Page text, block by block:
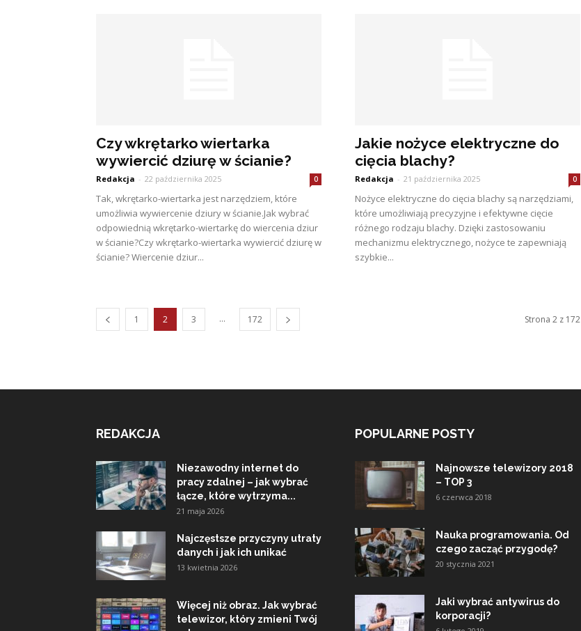
Czy wkrętarko wiertarka
wywiercić dziurę w ścianie?
Redakcja - 22 października 2025 0
Tak, wkrętarko-wiertarka jest narzędziem, które
umożliwia wywiercenie dziury w ścianie.Jak wybrać
odpowiednią wkrętarko-wiertarkę do wiercenia dziur
w ścianie?Czy wkrętarko-wiertarka wywiercić dziurę w
ścianie? Wiercenie dziur...
Jakie nożyce elektryczne do
cięcia blachy?
Redakcja - 21 października 2025 0
Nożyce elektryczne do cięcia blachy są narzędziami,
które umożliwiają precyzyjne i efektywne cięcie
różnego rodzaju blachy. Dzięki zastosowaniu
mechanizmu elektrycznego, nożyce te zapewniają
szybkie...
1 2 3 ... 172 Strona 2 z 172
REDAKCJA
Niezawodny internet do
pracy zdalnej – jak wybrać
łącze, które wytrzyma...
21 maja 2026
Najczęstsze przyczyny utraty
danych i jak ich unikać
13 kwietnia 2026
Więcej niż obraz. Jak wybrać
telewizor, który zmieni Twój
POPULARNE POSTY
Najnowsze telewizory 2018
– TOP 3
6 czerwca 2018
Nauka programowania. Od
czego zacząć przygodę?
20 stycznia 2021
Jaki wybrać antywirus do
korporacji?